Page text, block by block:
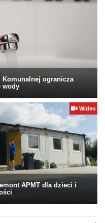
Komunalnej ogranicza
wody
Wideo
APMT dla dzieci i